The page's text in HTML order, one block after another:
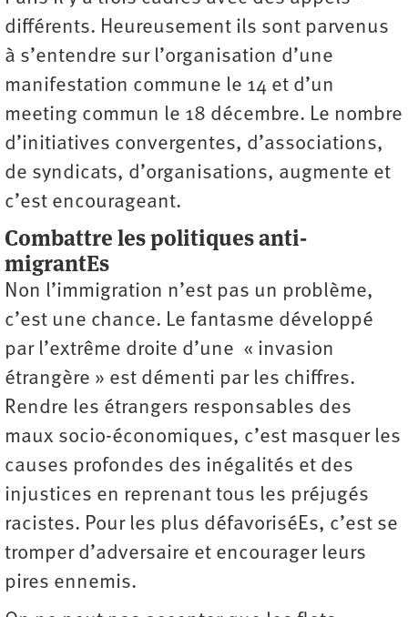
différents. Heureusement ils sont parvenus
à s’entendre sur l’organisation d’une
manifestation commune le 14 et d’un
meeting commun le 18 décembre. Le nombre
d’initiatives convergentes, d’associations,
de syndicats, d’organisations, augmente et
c’est encourageant.
Combattre les politiques anti-
migrantEs
Non l’immigration n’est pas un problème,
c’est une chance. Le fantasme ­développé
par l’extrême droite d’une « invasion
étrangère » est démenti par les chiffres.
Rendre les étrangers responsables des
maux socio-économiques, c’est masquer les
causes profondes des inégalités et des
injustices en reprenant tous les préjugés
racistes. Pour les plus défavoriséEs, c’est se
tromper d’adversaire et encourager leurs
pires ­ennemis.